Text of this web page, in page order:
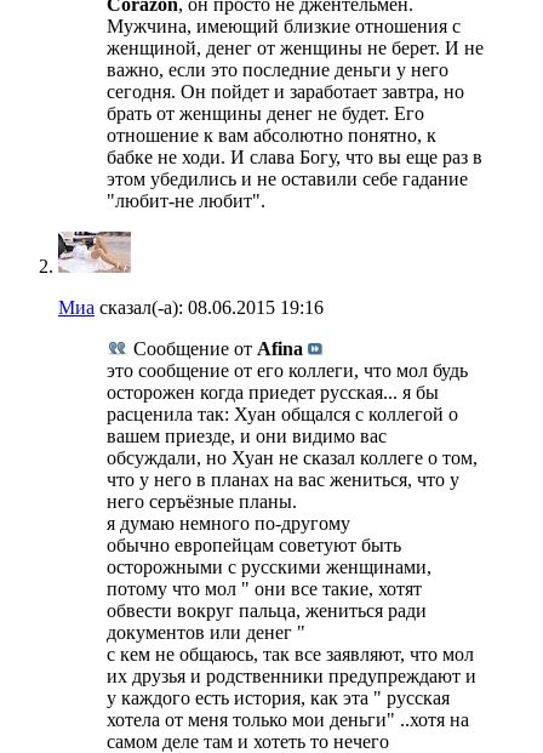
Мужчина, имеющий близкие отношения с
женщиной, денег от женщины не берет. И не
важно, если это последние деньги у него
сегодня. Он пойдет и заработает завтра, но
брать от женщины денег не будет. Его
отношение к вам абсолютно понятно, к
бабке не ходи. И слава Богу, что вы еще раз в
этом убедились и не оставили себе гадание
"любит-не любит".
Миа сказал(-а): 08.06.2015 19:16
Сообщение от Afina
это сообщение от его коллеги, что мол будь
осторожен когда приедет русская... я бы
расценила так: Хуан общался с коллегой о
вашем приезде, и они видимо вас
обсуждали, но Хуан не сказал коллеге о том,
что у него в планах на вас жениться, что у
него серъёзные планы.
я думаю немного по-другому
обычно европейцам советуют быть
осторожными с русскими женщинами,
потому что мол " они все такие, хотят
обвести вокруг пальца, жениться ради
документов или денег "
с кем не общаюсь, так все заявляют, что мол
их друзья и родственники предупреждают и
у каждого есть история, как эта " русская
хотела от меня только мои деньги" ..хотя на
самом деле там и хотеть то нечего